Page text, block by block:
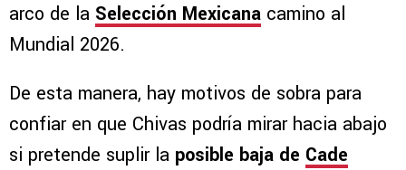
arco de la Selección Mexicana camino al
Mundial 2026.
De esta manera, hay motivos de sobra para
confiar en que Chivas podría mirar hacia abajo
si pretende suplir la posible baja de Cade